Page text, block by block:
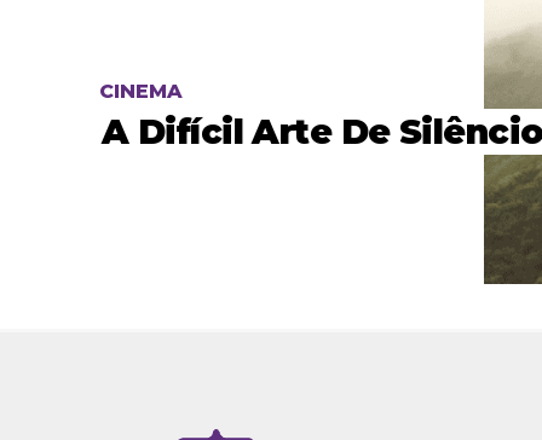
CINEMA
A Difícil Arte De